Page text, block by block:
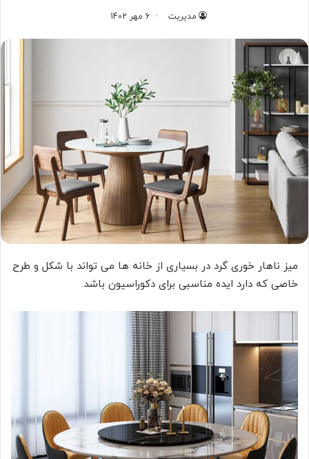
مدیریت 6 مهر 1402
میز ناهار خوری گرد در بسیاری از خانه ها می تواند با شکل و طرح
خاصی که دارد ایده مناسبی برای دکوراسیون باشد.